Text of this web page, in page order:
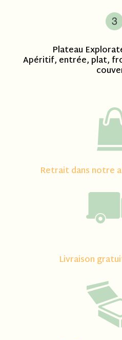
Plateau
Apéritif, entrée, plat,
Retrait dans notre
Livraison